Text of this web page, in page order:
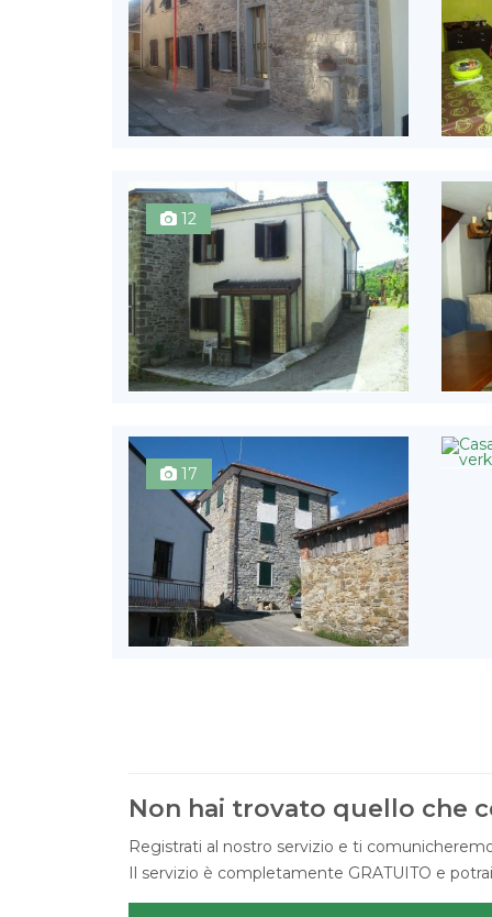
12
17
Non hai trovato quello che
Registrati al nostro servizio e ti
Il servizio è completamente GRATUITO e